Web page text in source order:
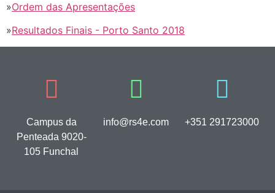
»Ordem das Apresentações
»Resultados Finais - Porto Santo 2018
Campus da
Penteada 9020-
105 Funchal
info@rs4e.com +351 291723000